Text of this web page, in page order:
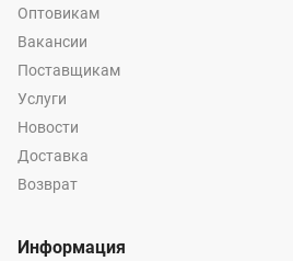
Оптовикам
Вакансии
Поставщикам
Услуги
Новости
Доставка
Возврат
Информация